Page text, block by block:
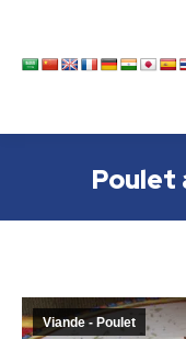
Poulet
Viande - Poulet